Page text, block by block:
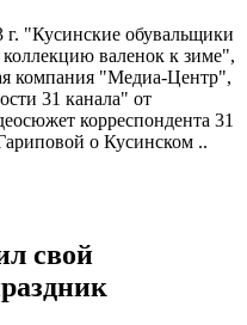
г. "Кусинские обувальщики
валенок к зиме",
компания "Медиа-Центр",
31 канала" от
корреспондента 31
о Кусинском ..
свой